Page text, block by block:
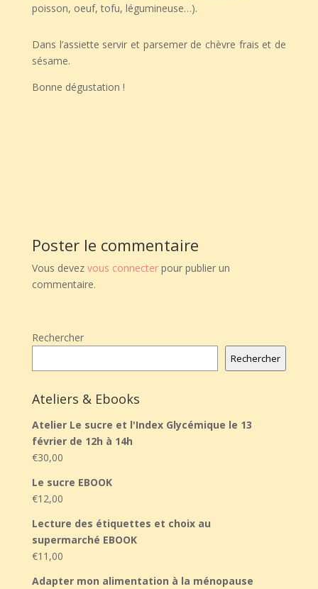
poisson, oeuf, tofu, légumineuse…).
Dans l’assiette servir et parsemer de chèvre frais et de
sésame.
Bonne dégustation !
Poster le commentaire
Vous devez vous connecterpour publier un
commentaire.
Rechercher
Rechercher
Ateliers & Ebooks
Atelier Le sucre et l'Index Glycémique le 13
février de 12h à 14h
€30,00
Le sucre EBOOK
€12,00
Lecture des étiquettes et choix au
supermarché EBOOK
€11,00
Adapter mon alimentation à la ménopause